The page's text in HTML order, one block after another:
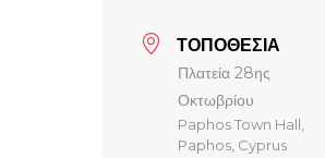
ΤΟΠΟΘΕΣΙΑ
Πλατεία 28ης
Οκτωβρίου
Paphos Town Hall,
Paphos, Cyprus